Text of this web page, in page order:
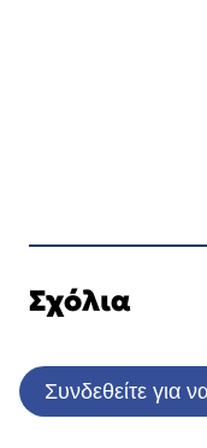
Σχόλια
Συνδεθείτε για